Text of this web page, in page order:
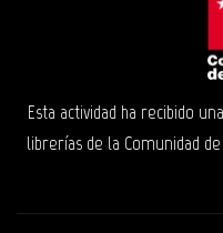
Esta actividad ha recibido
librerías de la Comunidad